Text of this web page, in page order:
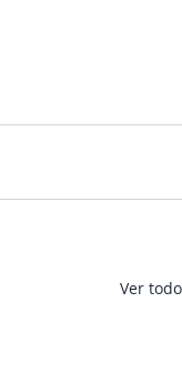
Ver todo